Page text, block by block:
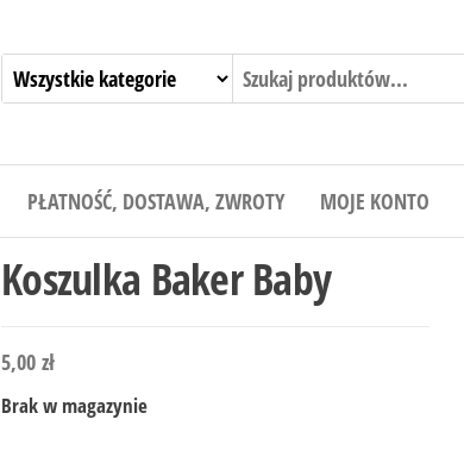
PŁATNOŚĆ, DOSTAWA, ZWROTY MOJE KONTO
Koszulka Baker Baby
5,00 zł
Brak w magazynie